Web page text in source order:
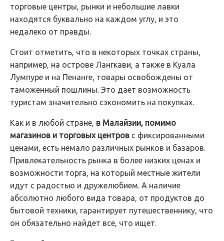
торговые центры, рынки и небольшие лавки
находятся буквально на каждом углу, и это
недалеко от правды.
Стоит отметить, что в некоторых точках страны,
например, на острове Лангкави, а также в Куала
Лумпуре и на Пенанге, товары освобождены от
таможенный пошлины. Это дает возможность
туристам значительно сэкономить на покупках.
Как и в любой стране, в Малайзии, помимо
магазинов и торговых центров с фиксированными
ценами, есть немало различных рынков и базаров.
Привлекательность рынка в более низких ценах и
возможности торга, на который местные жители
идут с радостью и дружелюбием. А наличие
абсолютно любого вида товара, от продуктов до
бытовой техники, гарантирует путешественнику, что
он обязательно найдет все, что ищет.